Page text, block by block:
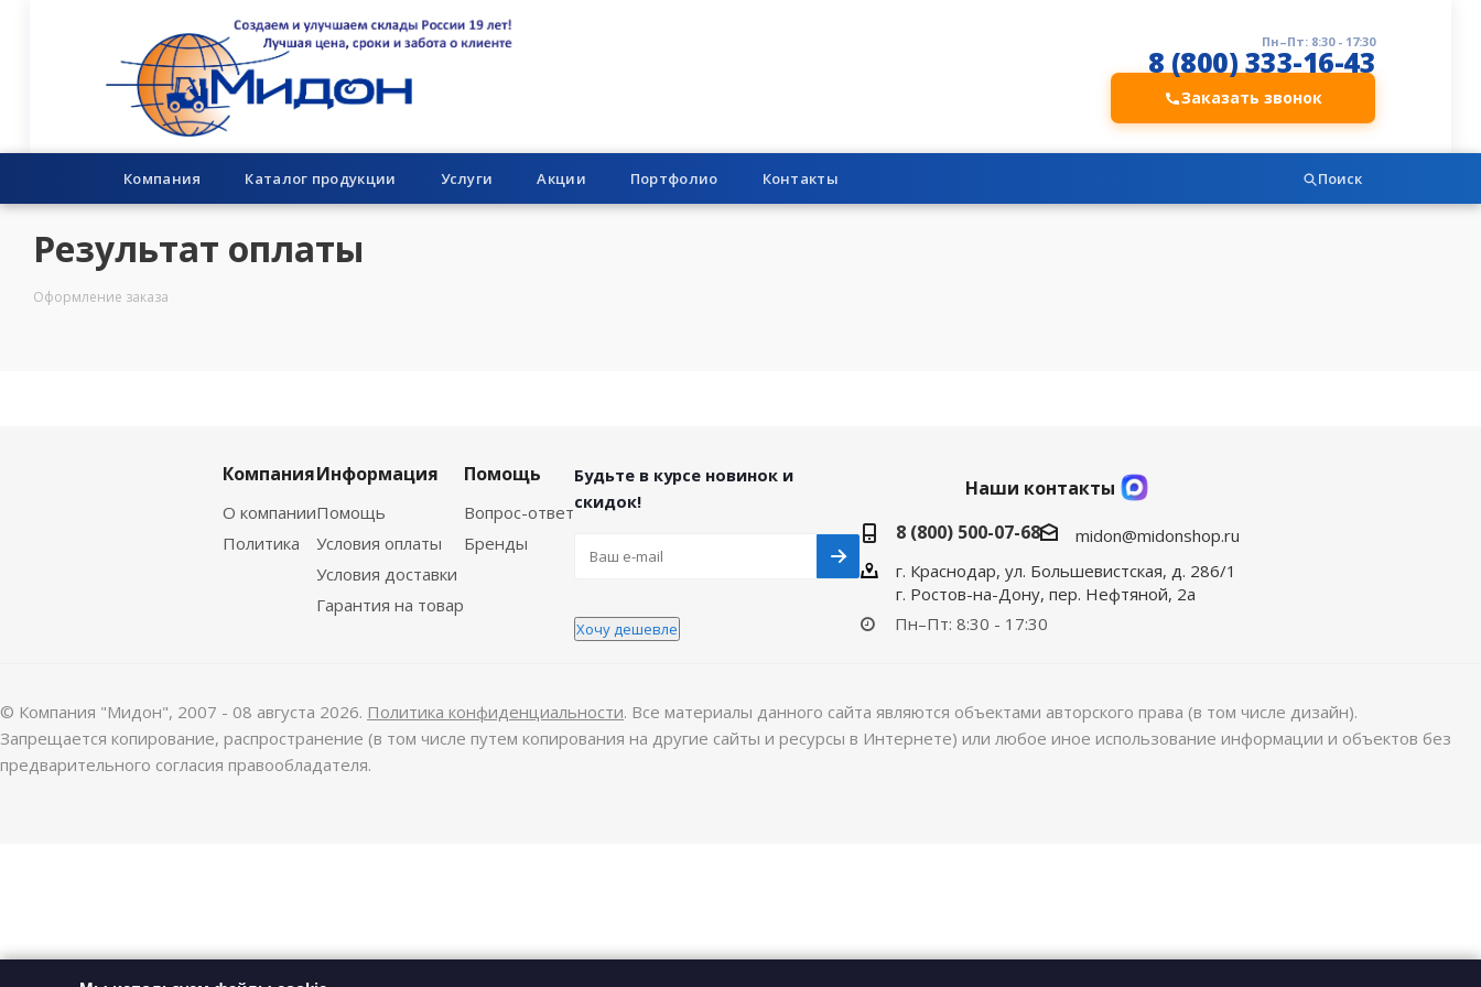
Пн–Пт: 8:30 - 17:30
8 (800) 333-16-43
Заказать звонок
Компания Каталог продукции Услуги Акции Портфолио Контакты Поиск
Результат оплаты
Оформление заказа
Компания
О компании
Политика
Информация
Помощь
Условия оплаты
Условия доставки
Гарантия на товар
Помощь
Вопрос-ответ
Бренды
Будьте в курсе новинок и
скидок!
Хочу дешевле
Наши контакты
8 (800) 500-07-68
midon@midonshop.ru
г. Краснодар, ул. Большевистская, д. 286/1
г. Ростов-на-Дону, пер. Нефтяной, 2а
Пн–Пт: 8:30 - 17:30
© Компания "Мидон", 2007 - 08 августа 2026. Политика конфиденциальности. Все материалы данного сайта являются объектами авторского права (в том числе дизайн).
Запрещается копирование, распространение (в том числе путем копирования на другие сайты и ресурсы в Интернете) или любое иное использование информации и объектов без
предварительного согласия правообладателя.